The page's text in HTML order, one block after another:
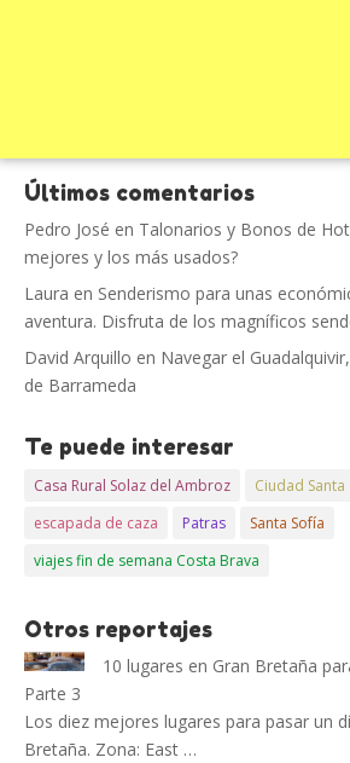
Últimos comentarios
Pedro José en Talonarios y Bonos de
mejores y los más usados?
Laura en Senderismo para unas
aventura. Disfruta de los magníficos
David Arquillo en Navegar el
de Barrameda
Te puede interesar
Casa Rural Solaz del Ambroz Ciudad Santa
escapada de caza
Patras
Santa Sofía
viajes fin de semana Costa Brava
Otros reportajes
10 lugares en Gran Bretaña
Parte 3
Los diez mejores lugares para pasar un
Bretaña. Zona: East …